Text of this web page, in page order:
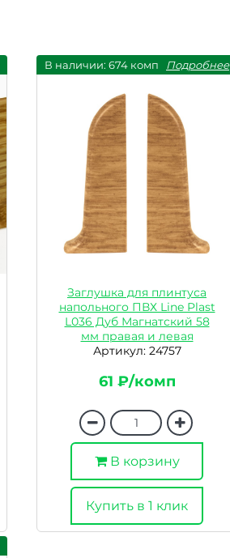
В наличии: 674 комп Подробнее
Заглушка для плинтуса
напольного ПВХ Line Plast
L036 Дуб Магнатский 58
мм правая и левая
Артикул: 24757
61 ₽/комп
В корзину
Купить в 1 клик